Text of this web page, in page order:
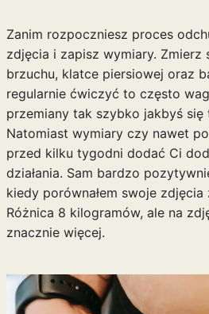
Zanim rozpoczniesz proces
zdjęcia i zapisz wymiary. Zmierz
brzuchu, klatce piersiowej oraz
regularnie ćwiczyć to często
przemiany tak szybko jakbyś się
Natomiast wymiary czy nawet
przed kilku tygodni dodać Ci
działania. Sam bardzo
kiedy porównałem swoje
Różnica 8 kilogramów, ale na
znacznie więcej.